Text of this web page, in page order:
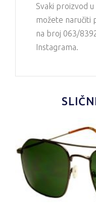
Svaki proizvod
možete naručiti
na broj 063/
Instagrama.